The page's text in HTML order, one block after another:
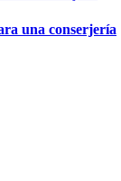
una conserjería